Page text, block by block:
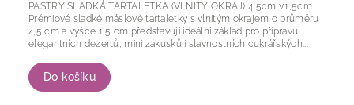
Do košíku
PASTRY SLADKÁ TARTALETKA (VLNITÝ OKRAJ) 4,5cm v.1,5cm
Prémiové sladké máslové tartaletky s vlnitým okrajem o průměru
4,5 cm a výšce 1,5 cm představují ideální základ pro přípravu
elegantních dezertů, mini zákusků i slavnostních cukrářských...